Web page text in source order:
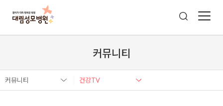
커뮤니티
커뮤니티 건강TV